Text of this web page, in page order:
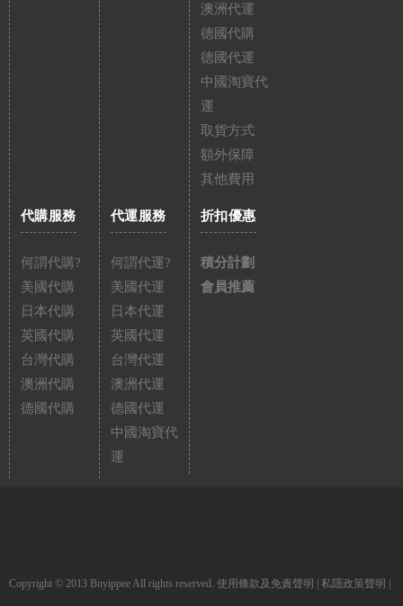
澳洲代運
德國代購
德國代運
中國淘寶代
運
取貨方式
額外保障
其他費用
代購服務
何謂代購?
美國代購
日本代購
英國代購
台灣代購
澳洲代購
德國代購
代運服務
何謂代運?
美國代運
日本代運
英國代運
台灣代運
澳洲代運
德國代運
中國淘寶代
運
折扣優惠
積分計劃
會員推薦
Copyright © 2013 Buyippee All rights reserved. 使用條款及免責聲明 私隱政策聲明